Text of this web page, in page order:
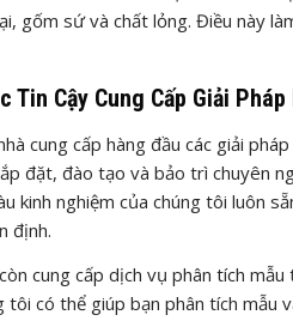
gốm sứ và chất lỏng. Điều này
Tin Cậy Cung Cấp Giải
cung cấp hàng đầu các giải
đặt, đào tạo và bảo trì chuyên
kinh nghiệm của chúng tôi luôn
định.
cung cấp dịch vụ phân tích
tôi có thể giúp bạn phân tích mẫu